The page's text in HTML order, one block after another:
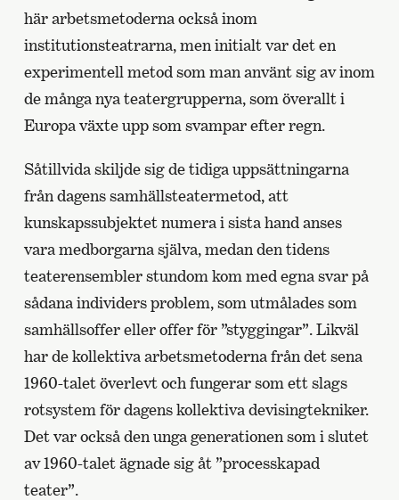
här arbetsmetoderna också inom
institutionsteatrarna, men initialt var det en
experimentell metod som man använt sig av inom
de många nya teatergrupperna, som överallt i
Europa växte upp som svampar efter regn.
Såtillvida skiljde sig de tidiga uppsättningarna
från dagens samhällsteatermetod, att
kunskapssubjektet numera i sista hand anses
vara medborgarna själva, medan den tidens
teaterensembler stundom kom med egna svar på
sådana individers problem, som utmålades som
samhällsoffer eller offer för ”styggingar”. Likväl
har de kollektiva arbetsmetoderna från det sena
1960-talet överlevt och fungerar som ett slags
rotsystem för dagens kollektiva devisingtekniker.
Det var också den unga generationen som i slutet
av 1960-talet ägnade sig åt ”processkapad
teater”.